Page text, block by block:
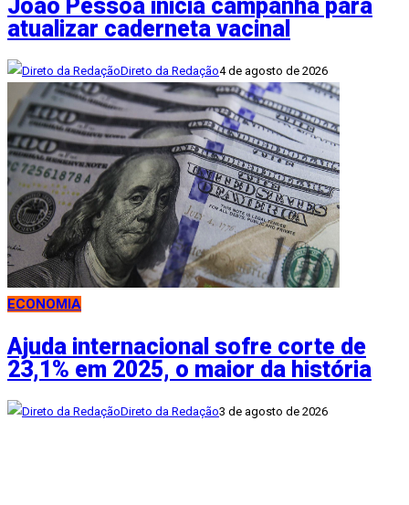
João Pessoa inicia campanha para
atualizar caderneta vacinal
Direto da Redação4 de agosto de 2026
ECONOMIA
Ajuda internacional sofre corte de
23,1% em 2025, o maior da história
Direto da Redação3 de agosto de 2026